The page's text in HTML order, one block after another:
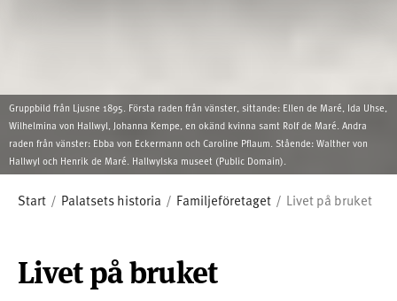
Gruppbild från Ljusne 1895. Första raden från vänster, sittande: Ellen de Maré, Ida Uhse,
Wilhelmina von Hallwyl, Johanna Kempe, en okänd kvinna samt Rolf de Maré. Andra
raden från vänster: Ebba von Eckermann och Caroline Pflaum. Stående: Walther von
Hallwyl och Henrik de Maré. Hallwylska museet (Public Domain).
Start Palatsets historia Familjeföretaget Livet på bruket
Livet på bruket